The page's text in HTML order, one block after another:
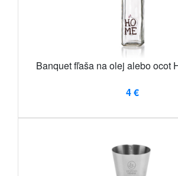
Banquet fľaša na olej alebo ocot
4 €